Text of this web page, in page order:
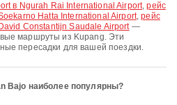
в Ngurah Rai International Airport,рейс
Hatta International Airport,рейс
Constantijn Saudale Airport—
маршруты из Kupang. Эти
пересадки для вашей поездки.
Bajo наиболее популярны?